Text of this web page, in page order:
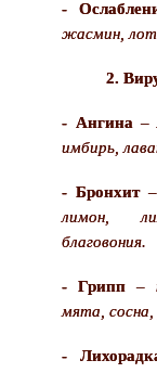
-
жасмин,
2.
- Ангина –
имбирь,
- Бронхит–
лимон,
благовония.
- Грипп –
мята, сосна,
-